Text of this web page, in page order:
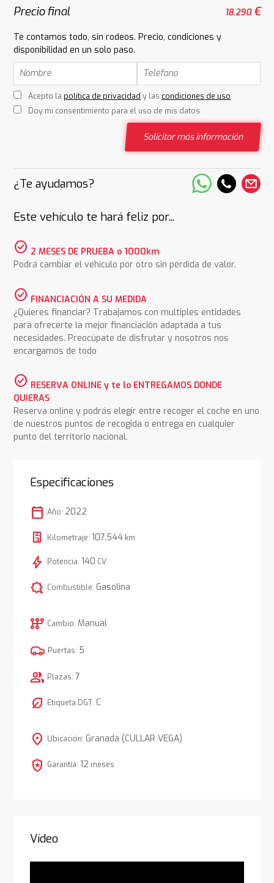
Precio final 18.290€
Te contamos todo, sin rodeos. Precio, condiciones y
disponibilidad en un solo paso.
Acepto la política de privacidad y las condiciones de uso
Doy mi consentimiento para el uso de mis datos
Solicitar más información
¿Te ayudamos?
Este vehículo te hará feliz por...
check_circle 2 MESES DE PRUEBA o 1000km
Podrá cambiar el vehículo por otro sin pérdida de valor.
check_circle FINANCIACIÓN A SU MEDIDA
¿Quieres financiar? Trabajamos con multiples entidades
para ofrecerte la mejor financiación adaptada a tus
necesidades. Preocúpate de disfrutar y nosotros nos
encargamos de todo
check_circle RESERVA ONLINE y te lo ENTREGAMOS DONDE
QUIERAS
Reserva online y podrás elegir entre recoger el coche en uno
de nuestros puntos de recogida o entrega en cualquier
punto del territorio nacional.
Especificaciones
calendar_today Año: 2022
Kilometraje: 107.544km
bolt Potencia: 140 CV
comic_bubble Combustible: Gasolina
auto_transmission Cambio: Manual
Puertas: 5
group Plazas: 7
nest_eco_leaf Etiqueta DGT: C
location_on Ubicación: Granada (CULLAR VEGA)
local_police Garantía: 12 meses
Vídeo